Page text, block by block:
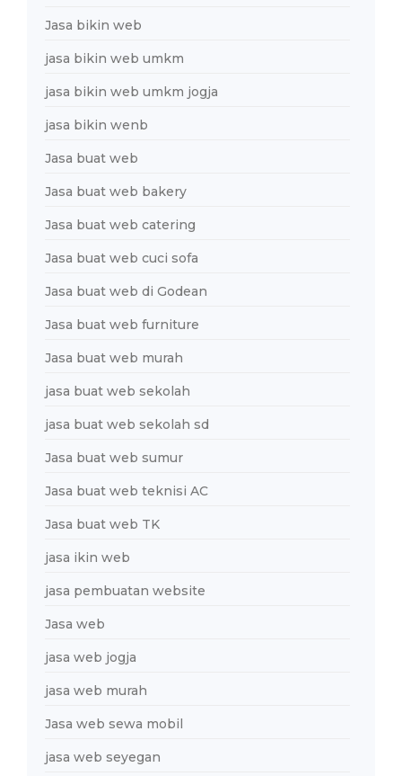
Jasa bikin web
jasa bikin web umkm
jasa bikin web umkm jogja
jasa bikin wenb
Jasa buat web
Jasa buat web bakery
Jasa buat web catering
Jasa buat web cuci sofa
Jasa buat web di Godean
Jasa buat web furniture
Jasa buat web murah
jasa buat web sekolah
jasa buat web sekolah sd
Jasa buat web sumur
Jasa buat web teknisi AC
Jasa buat web TK
jasa ikin web
jasa pembuatan website
Jasa web
jasa web jogja
jasa web murah
Jasa web sewa mobil
jasa web seyegan